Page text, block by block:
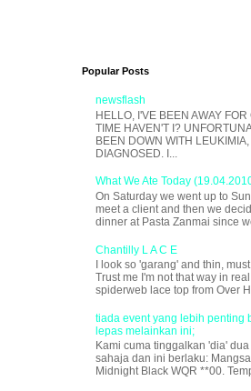
Popular Posts
newsflash
HELLO, I'VE BEEN AWAY FOR
TIME HAVEN'T I?
BEEN DOWN WITH
DIAGNOSED. I...
What We Ate Today
On Saturday we went up to
meet a client and then we
dinner at Pasta Zanmai since
Chantilly L A C E
I look so 'garang' and thin,
Trust me I'm not that way in
spiderweb lace top from Over
tiada event yang lebih penting
lepas melainkan ini;
Kami cuma tinggalkan 'dia'
sahaja dan ini berlaku:
Midnight Black WQR **00.